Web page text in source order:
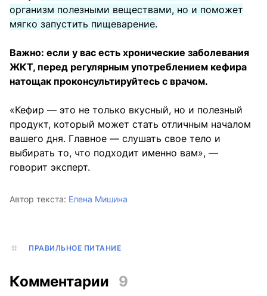
организм полезными веществами, но и поможет
мягко запустить пищеварение.
Важно: если у вас есть хронические заболевания
ЖКТ, перед регулярным употреблением кефира
натощак проконсультируйтесь с врачом.
«Кефир — это не только вкусный, но и полезный
продукт, который может стать отличным началом
вашего дня. Главное — слушать свое тело и
выбирать то, что подходит именно вам», —
говорит эксперт.
Автор текста: Елена Мишина
ПРАВИЛЬНОЕ ПИТАНИЕ
Комментарии 9